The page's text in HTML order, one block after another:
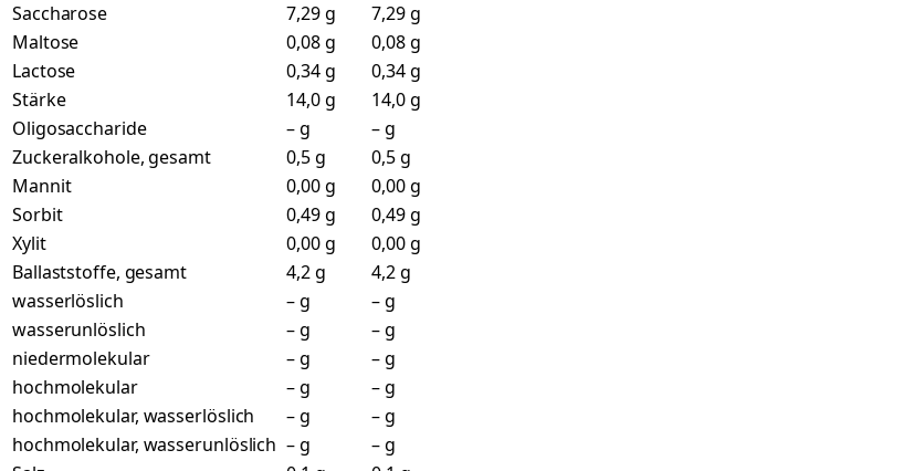
Saccharose
7,29 g
7,29 g
Maltose
0,08 g
0,08 g
Lactose
0,34 g
0,34 g
Stärke
14,0 g
14,0 g
Oligosaccharide
– g
– g
Zuckeralkohole, gesamt
0,5 g
0,5 g
Mannit
0,00 g
0,00 g
Sorbit
0,49 g
0,49 g
Xylit
0,00 g
0,00 g
Ballaststoffe, gesamt
4,2 g
4,2 g
wasserlöslich
– g
– g
wasserunlöslich
– g
– g
niedermolekular
– g
– g
hochmolekular
– g
– g
hochmolekular, wasserlöslich
– g
– g
hochmolekular, wasserunlöslich – g
– g